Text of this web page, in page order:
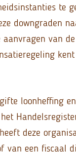
te
downgraden
van
loonheffing
deze
een fiscaal